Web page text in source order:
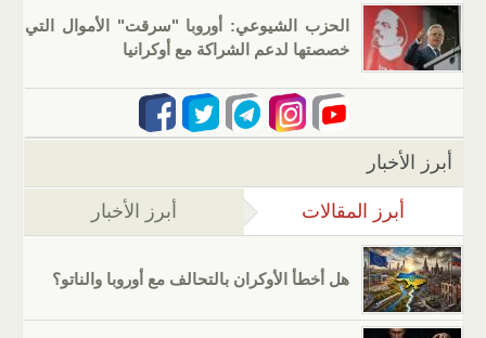
الحزب الشيوعي: أوروبا "سرقت" الأموال التي
خصصتها لدعم الشراكة مع أوكرانيا
أبرز الأخبار
أبرز المقالات (علامة التبويب النشطة)
أبرز الأخبار
هل أخطأ الأوكران بالتحالف مع أوروبا والناتو؟